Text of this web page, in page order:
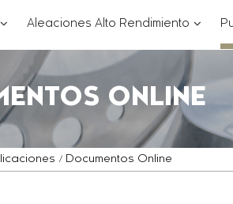
Aleaciones Alto Rendimiento ???
ONLINE
Documentos Online